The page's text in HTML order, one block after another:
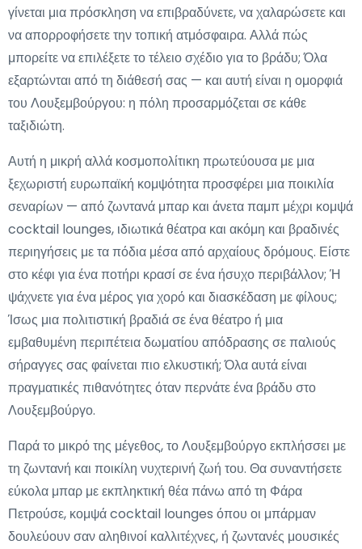
γίνεται μια πρόσκληση να επιβραδύνετε, να χαλαρώσετε και
να απορροφήσετε την τοπική ατμόσφαιρα. Αλλά πώς
μπορείτε να επιλέξετε το τέλειο σχέδιο για το βράδυ; Όλα
εξαρτώνται από τη διάθεσή σας — και αυτή είναι η ομορφιά
του Λουξεμβούργου: η πόλη προσαρμόζεται σε κάθε
ταξιδιώτη.
Αυτή η μικρή αλλά κοσμοπολίτικη πρωτεύουσα με μια
ξεχωριστή ευρωπαϊκή κομψότητα προσφέρει μια ποικιλία
σεναρίων — από ζωντανά μπαρ και άνετα παμπ μέχρι κομψά
cocktail lounges, ιδιωτικά θέατρα και ακόμη και βραδινές
περιηγήσεις με τα πόδια μέσα από αρχαίους δρόμους. Είστε
στο κέφι για ένα ποτήρι κρασί σε ένα ήσυχο περιβάλλον; Ή
ψάχνετε για ένα μέρος για χορό και διασκέδαση με φίλους;
Ίσως μια πολιτιστική βραδιά σε ένα θέατρο ή μια
εμβαθυμένη περιπέτεια δωματίου απόδρασης σε παλιούς
σήραγγες σας φαίνεται πιο ελκυστική; Όλα αυτά είναι
πραγματικές πιθανότητες όταν περνάτε ένα βράδυ στο
Λουξεμβούργο.
Παρά το μικρό της μέγεθος, το Λουξεμβούργο εκπλήσσει με
τη ζωντανή και ποικίλη νυχτερινή ζωή του. Θα συναντήσετε
εύκολα μπαρ με εκπληκτική θέα πάνω από τη Φάρα
Πετρούσε, κομψά cocktail lounges όπου οι μπάρμαν
δουλεύουν σαν αληθινοί καλλιτέχνες, ή ζωντανές μουσικές